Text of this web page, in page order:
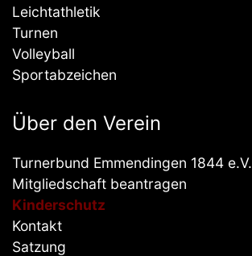
Leichtathletik
Turnen
Volleyball
Sportabzeichen
Über den Verein
Turnerbund Emmendingen 1844 e.V.
Mitgliedschaft beantragen
Kinderschutz
Kontakt
Satzung